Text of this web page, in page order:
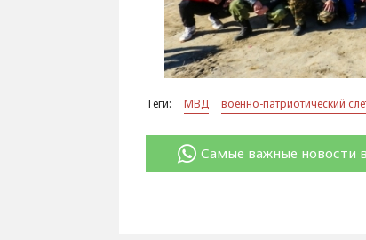
Теги: МВД военно-патриотический
Самые важные новости